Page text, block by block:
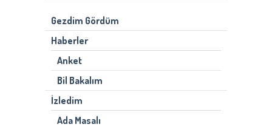
Gezdim Gördüm
Haberler
Anket
Bil Bakalım
İzledim
Ada Masalı